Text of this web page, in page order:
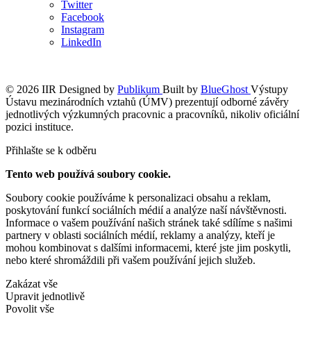
Twitter
Facebook
Instagram
LinkedIn
© 2026 IIR Designed by Publikum Built by BlueGhost Výstupy
Ústavu mezinárodních vztahů (ÚMV) prezentují odborné závěry
jednotlivých výzkumných pracovnic a pracovníků, nikoliv oficiální
pozici instituce.
Přihlašte se k odběru
Tento web používá soubory cookie.
Soubory cookie používáme k personalizaci obsahu a reklam,
poskytování funkcí sociálních médií a analýze naší návštěvnosti.
Informace o vašem používání našich stránek také sdílíme s našimi
partnery v oblasti sociálních médií, reklamy a analýzy, kteří je
mohou kombinovat s dalšími informacemi, které jste jim poskytli,
nebo které shromáždili při vašem používání jejich služeb.
Zakázat vše
Upravit jednotlivě
Povolit vše